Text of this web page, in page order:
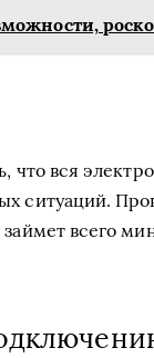
что вся
ситуаций.
всего